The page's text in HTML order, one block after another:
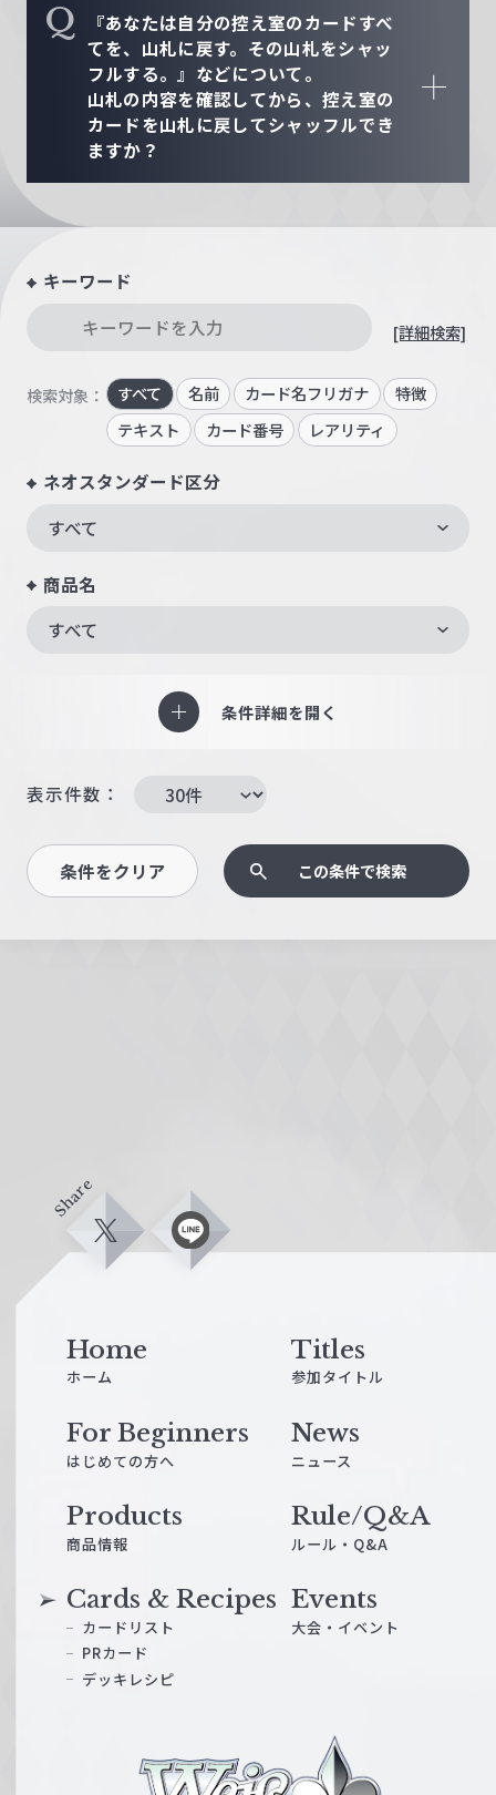
Q
『あなたは自分の控え室のカードすべ
てを、山札に戻す。その山札をシャッ
フルする。』などについて。
山札の内容を確認してから、控え室の
カードを山札に戻してシャッフルでき
ますか？
キーワード
[詳細検索]
検索対象： すべて 名前 カード名フリガナ
特徴
テキスト
カード番号 レアリティ
ネオスタンダード区分
すべて
商品名
すべて
条件詳細を開く
表示件数：
条件をクリア この条件で検索
Share
X L
Home
ホーム
Titles
参加タイトル
For Beginners
はじめての方へ
News
ニュース
Products
商品情報
Cards & Recipes
カードリスト
PRカード
デッキレシピ
Events
大会・イベント
Rule/Q&A
ルール・Q&A